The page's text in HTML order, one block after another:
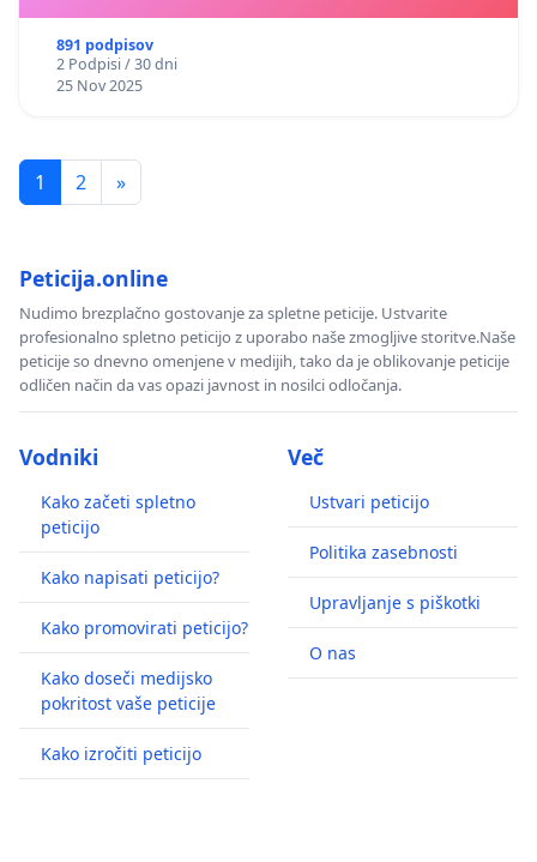
891 podpisov
2 Podpisi / 30 dni
25 Nov 2025
1 2 »
Peticija.online
Nudimo brezplačno gostovanje za spletne peticije. Ustvarite
profesionalno spletno peticijo z uporabo naše zmogljive storitve.Naše
peticije so dnevno omenjene v medijih, tako da je oblikovanje peticije
odličen način da vas opazi javnost in nosilci odločanja.
Vodniki
Kako začeti spletno
peticijo
Kako napisati peticijo?
Kako promovirati peticijo?
Kako doseči medijsko
pokritost vaše peticije
Kako izročiti peticijo
Več
Ustvari peticijo
Politika zasebnosti
Upravljanje s piškotki
O nas